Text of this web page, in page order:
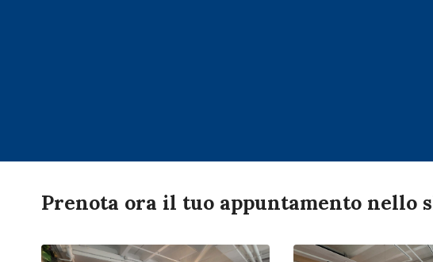
Prenota ora il tuo appuntamento nello